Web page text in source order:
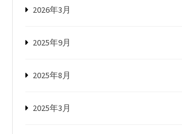
2026年3月
2025年9月
2025年8月
2025年3月